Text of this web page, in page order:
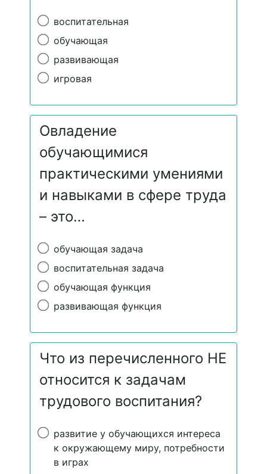
воспитательная
обучающая
развивающая
игровая
Овладение
обучающимися
практическими умениями
и навыками в сфере труда
– это…
обучающая задача
воспитательная задача
обучающая функция
развивающая функция
Что из перечисленного НЕ
относится к задачам
трудового воспитания?
развитие у обучающихся интереса
к окружающему миру, потребности
в играх